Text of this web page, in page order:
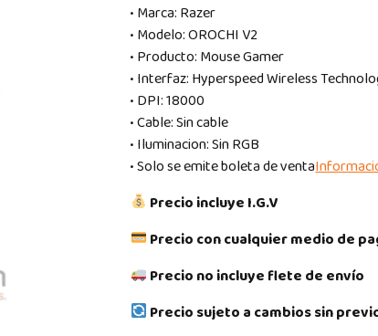
• Marca: Razer
• Modelo: OROCHI V2
• Producto: Mouse Gamer
• Interfaz: Hyperspeed Wireless
• DPI: 18000
• Cable: Sin cable
• Iluminacion: Sin RGB
• Solo se emite boleta de venta
Precio incluye I.G.V
Precio con cualquier medio de
Precio no incluye flete de envío
Precio sujeto a cambios sin